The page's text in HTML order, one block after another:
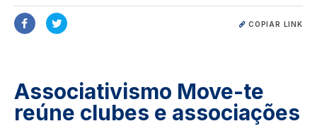
COPIAR LINK
Associativismo Move-te
reúne clubes e associações